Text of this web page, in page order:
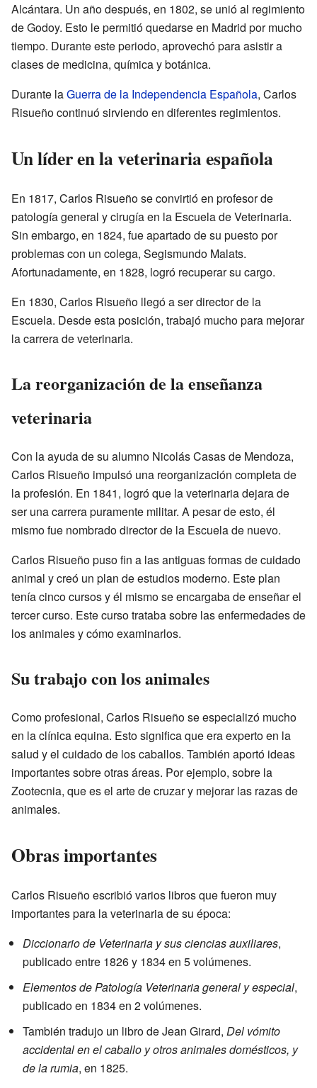
Alcántara. Un año después, en 1802, se unió al regimiento
de Godoy. Esto le permitió quedarse en Madrid por mucho
tiempo. Durante este periodo, aprovechó para asistir a
clases de medicina, química y botánica.
Durante laGuerra de la Independencia Española, Carlos
Risueño continuó sirviendo en diferentes regimientos.
Un líder en la veterinaria española
En 1817, Carlos Risueño se convirtió en profesor de
patología general y cirugía en la Escuela de Veterinaria.
Sin embargo, en 1824, fue apartado de su puesto por
problemas con un colega, Segismundo Malats.
Afortunadamente, en 1828, logró recuperar su cargo.
En 1830, Carlos Risueño llegó a ser director de la
Escuela. Desde esta posición, trabajó mucho para mejorar
la carrera de veterinaria.
La reorganización de la enseñanza
veterinaria
Con la ayuda de su alumno Nicolás Casas de Mendoza,
Carlos Risueño impulsó una reorganización completa de
la profesión. En 1841, logró que la veterinaria dejara de
ser una carrera puramente militar. A pesar de esto, él
mismo fue nombrado director de la Escuela de nuevo.
Carlos Risueño puso fin a las antiguas formas de cuidado
animal y creó un plan de estudios moderno. Este plan
tenía cinco cursos y él mismo se encargaba de enseñar el
tercer curso. Este curso trataba sobre las enfermedades de
los animales y cómo examinarlos.
Su trabajo con los animales
Como profesional, Carlos Risueño se especializó mucho
en la clínica equina. Esto significa que era experto en la
salud y el cuidado de los caballos. También aportó ideas
importantes sobre otras áreas. Por ejemplo, sobre la
Zootecnia, que es el arte de cruzar y mejorar las razas de
animales.
Obras importantes
Carlos Risueño escribió varios libros que fueron muy
importantes para la veterinaria de su época:
Diccionario de Veterinaria y sus ciencias auxiliares,
publicado entre 1826 y 1834 en 5 volúmenes.
Elementos de Patología Veterinaria general y especial,
publicado en 1834 en 2 volúmenes.
También tradujo un libro de Jean Girard, Del vómito
accidental en el caballo y otros animales domésticos, y
de la rumia, en 1825.